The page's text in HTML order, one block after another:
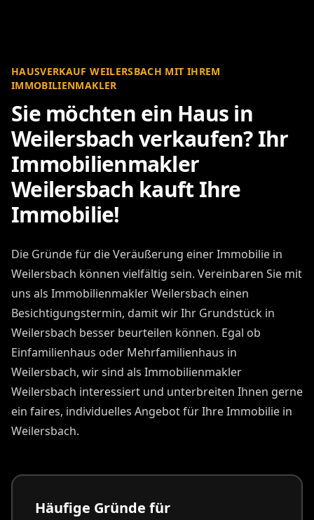
HAUSVERKAUF WEILERSBACH MIT IHREM
IMMOBILIENMAKLER
Sie möchten ein Haus in
Weilersbach verkaufen? Ihr
Immobilienmakler
Weilersbach kauft Ihre
Immobilie!
Die Gründe für die Veräußerung einer Immobilie in
Weilersbach können vielfältig sein. Vereinbaren Sie mit
uns als Immobilienmakler Weilersbach einen
Besichtigungstermin, damit wir Ihr Grundstück in
Weilersbach besser beurteilen können. Egal ob
Einfamilienhaus oder Mehrfamilienhaus in
Weilersbach, wir sind als Immobilienmakler
Weilersbach interessiert und unterbreiten Ihnen gerne
ein faires, individuelles Angebot für Ihre Immobilie in
Weilersbach.
Häufige Gründe für